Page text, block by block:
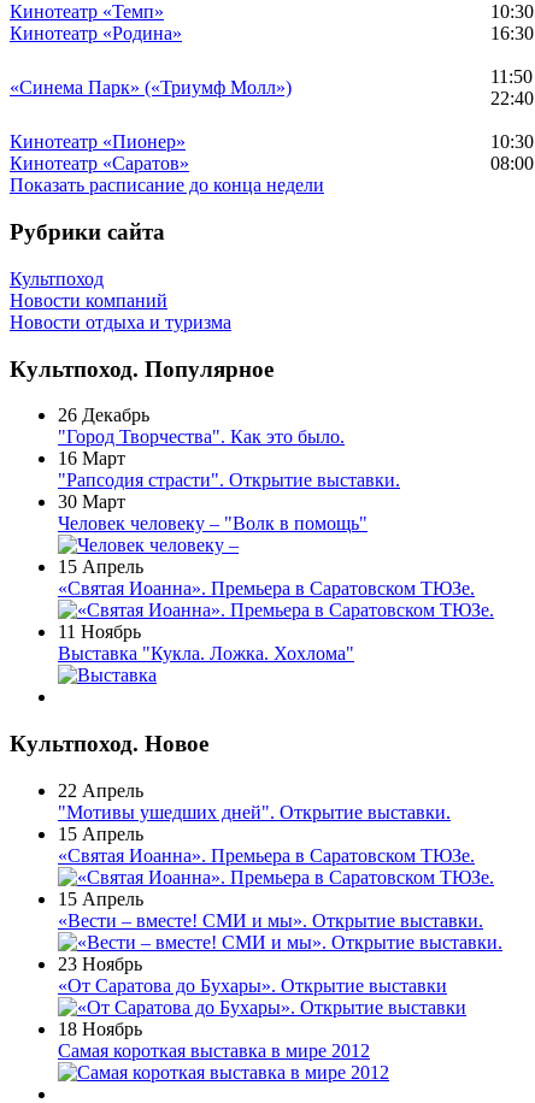
Кинотеатр «Темп»
10:30
Кинотеатр «Родина»
16:30
«Синема Парк» («Триумф Молл»)
11:50
22:40
Кинотеатр «Пионер»
10:30
Кинотеатр «Саратов»
08:00
Показать расписание до конца недели
Рубрики сайта
Культпоход
Новости компаний
Новости отдыха и туризма
Культпоход. Популярное
26 Декабрь
"Город Творчества". Как это было.
16 Март
"Рапсодия страсти". Открытие выставки.
30 Март
Человек человеку – "Волк в помощь"
15 Апрель
«Святая Иоанна». Премьера в Саратовском ТЮЗе.
11 Ноябрь
Выставка "Кукла. Ложка. Хохлома"
Культпоход. Новое
22 Апрель
"Мотивы ушедших дней". Открытие выставки.
15 Апрель
«Святая Иоанна». Премьера в Саратовском ТЮЗе.
15 Апрель
«Вести – вместе! СМИ и мы». Открытие выставки.
23 Ноябрь
«От Саратова до Бухары». Открытие выставки
18 Ноябрь
Самая короткая выставка в мире 2012